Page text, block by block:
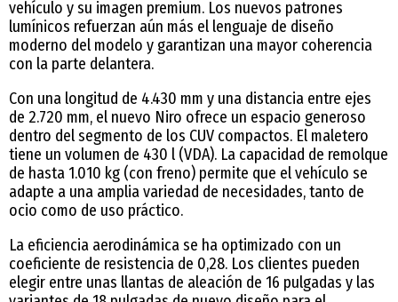
vehículo y su imagen premium. Los nuevos patrones
lumínicos refuerzan aún más el lenguaje de diseño
moderno del modelo y garantizan una mayor coherencia
con la parte delantera.
Con una longitud de 4.430 mm y una distancia entre ejes
de 2.720 mm, el nuevo Niro ofrece un espacio generoso
dentro del segmento de los CUV compactos. El maletero
tiene un volumen de 430 l (VDA). La capacidad de remolque
de hasta 1.010 kg (con freno) permite que el vehículo se
adapte a una amplia variedad de necesidades, tanto de
ocio como de uso práctico.
La eficiencia aerodinámica se ha optimizado con un
coeficiente de resistencia de 0,28. Los clientes pueden
elegir entre unas llantas de aleación de 16 pulgadas y las